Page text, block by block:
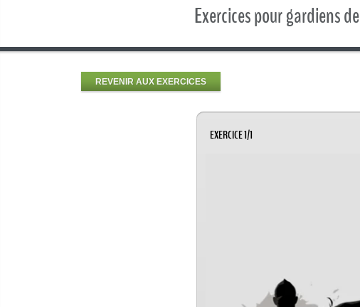
Exercices pour gardiens
REVENIR AUX EXERCICES
EXERCICE 1/1